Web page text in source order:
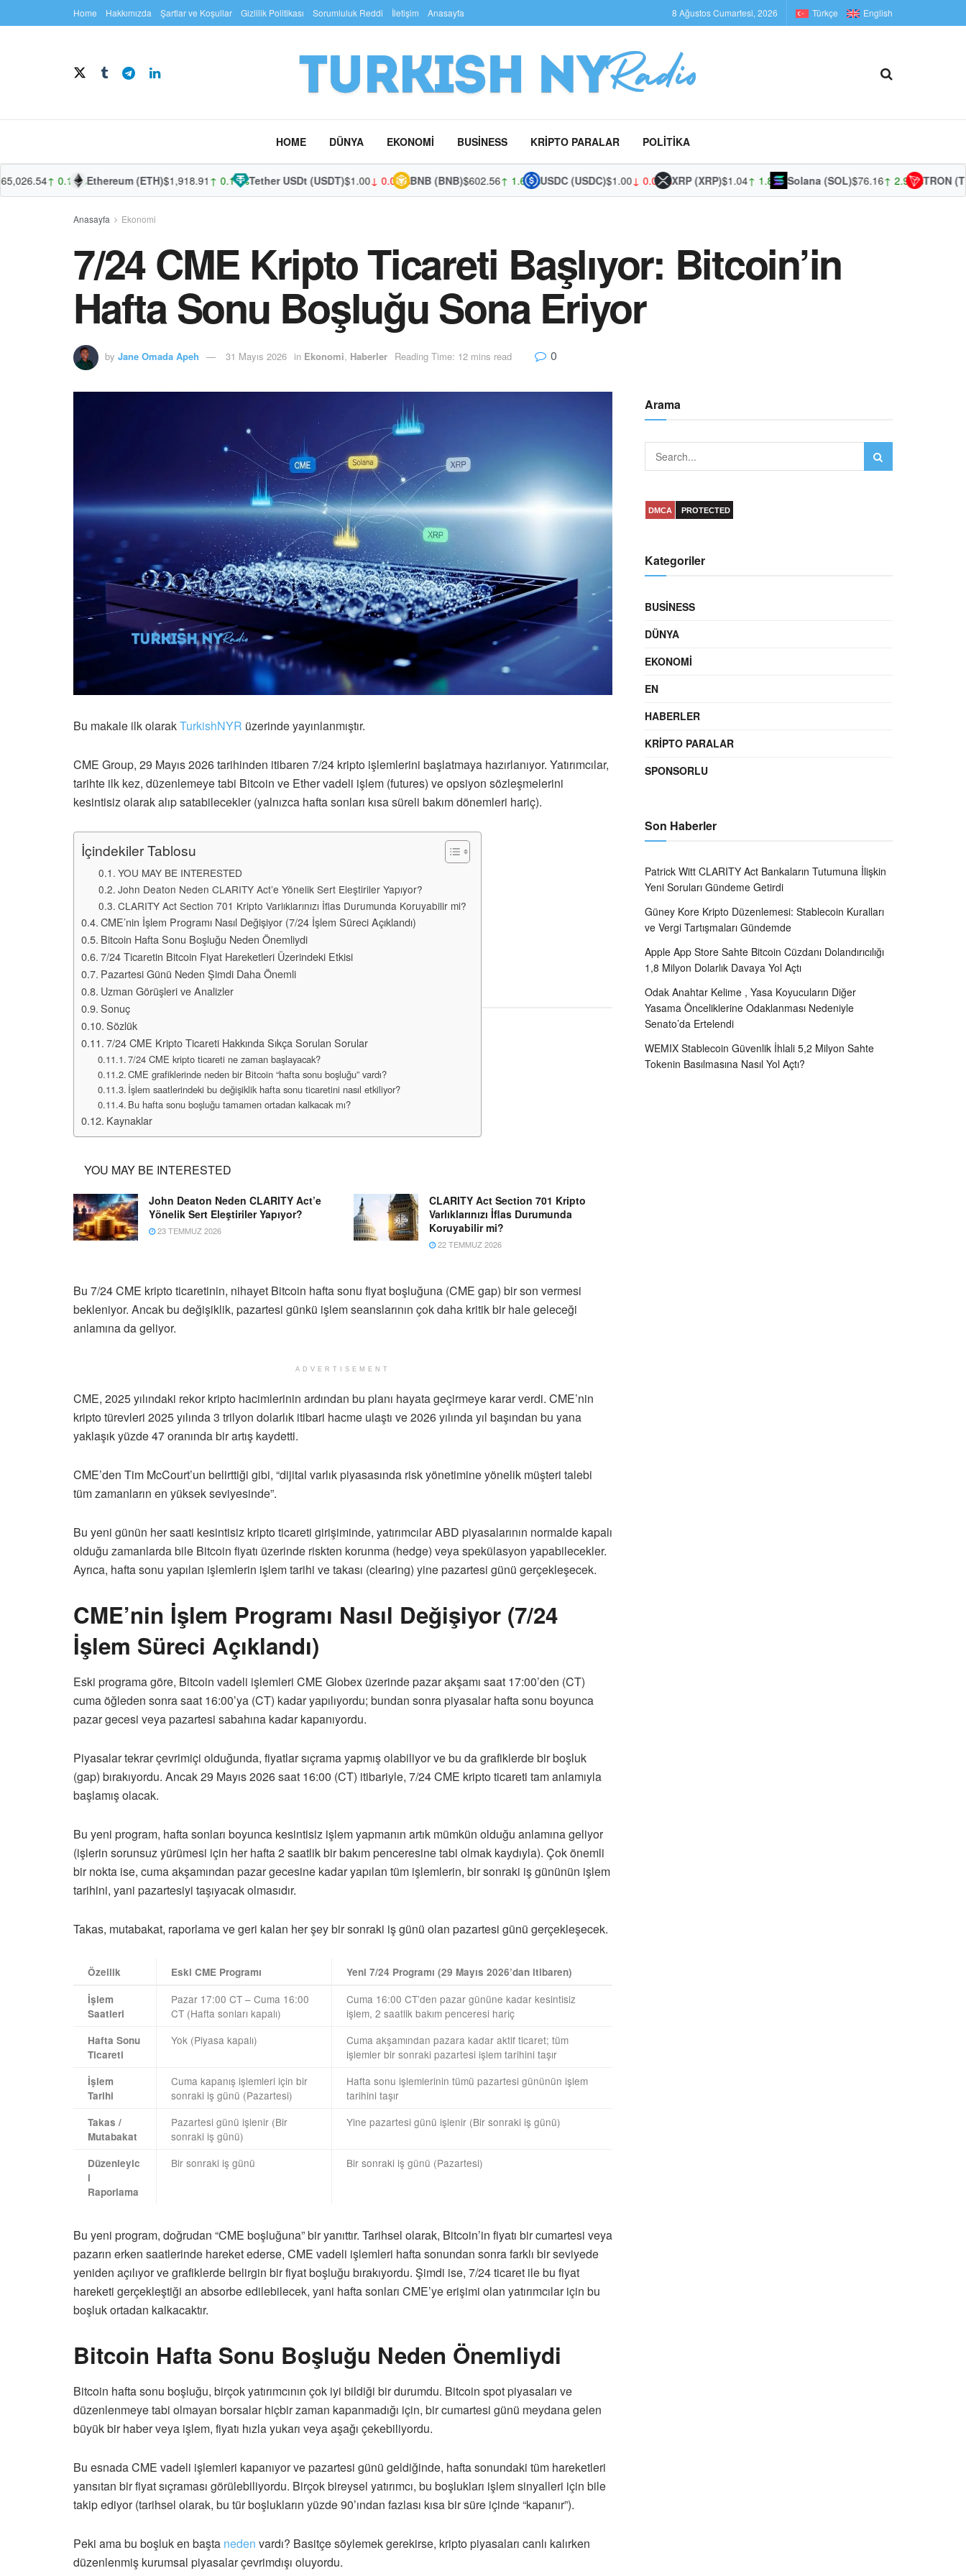
Home Hakkımızda Şartlar ve Koşullar Gizlilik Politikası Sorumluluk Reddi İletişim Anasayfa 8 Ağustos Cumartesi, 2026 Türkçe English
HOME DÜNYA EKONOMI BUSINESS KRIPTO PARALAR POLITIKA
↑ 0.13%Ethereum (ETH)$1,918.91↑ 0.11%Tether USDt (USDT)$1.00↓ 0.00%BNB (BNB)$602.56↑ 1.62%USDC (USDC)$1.00↓ 0.00%XRP (XRP)$1.04↑ 1.82%Solana (SOL)$76.16↑ 2.97%TRON (TRX)
Anasayfa Ekonomi
7/24 CME Kripto Ticareti Başlıyor: Bitcoin’in
Hafta Sonu Boşluğu Sona Eriyor
by Jane Omada Apeh 31 Mayıs 2026 in Ekonomi, Haberler Reading Time: 12 mins read 0
Bu makale ilk olarakTurkishNYR üzerinde yayınlanmıştır.
CME Group, 29 Mayıs 2026 tarihinden itibaren 7/24 kripto işlemlerini başlatmaya hazırlanıyor. Yatırımcılar,
tarihte ilk kez, düzenlemeye tabi Bitcoin ve Ether vadeli işlem (futures) ve opsiyon sözleşmelerini
kesintisiz olarak alıp satabilecekler (yalnızca hafta sonları kısa süreli bakım dönemleri hariç).
İçindekiler Tablosu
YOU MAY BE INTERESTED
John Deaton Neden CLARITY Act’e Yönelik Sert Eleştiriler Yapıyor?
CLARITY Act Section 701 Kripto Varlıklarınızı İflas Durumunda Koruyabilir mi?
CME’nin İşlem Programı Nasıl Değişiyor (7/24 İşlem Süreci Açıklandı)
Bitcoin Hafta Sonu Boşluğu Neden Önemliydi
7/24 Ticaretin Bitcoin Fiyat Hareketleri Üzerindeki Etkisi
Pazartesi Günü Neden Şimdi Daha Önemli
Uzman Görüşleri ve Analizler
Sonuç
Sözlük
7/24 CME Kripto Ticareti Hakkında Sıkça Sorulan Sorular
7/24 CME kripto ticareti ne zaman başlayacak?
CME grafiklerinde neden bir Bitcoin “hafta sonu boşluğu” vardı?
İşlem saatlerindeki bu değişiklik hafta sonu ticaretini nasıl etkiliyor?
Bu hafta sonu boşluğu tamamen ortadan kalkacak mı?
Kaynaklar
YOU MAY BE INTERESTED
John Deaton Neden CLARITY Act’e
Yönelik Sert Eleştiriler Yapıyor?
23 TEMMUZ 2026
CLARITY Act Section 701 Kripto
Varlıklarınızı İflas Durumunda
Koruyabilir mi?
22 TEMMUZ 2026
Bu 7/24 CME kripto ticaretinin, nihayet Bitcoin hafta sonu fiyat boşluğuna (CME gap) bir son vermesi
bekleniyor. Ancak bu değişiklik, pazartesi günkü işlem seanslarının çok daha kritik bir hale geleceği
anlamına da geliyor.
ADVERTISEMENT
CME, 2025 yılındaki rekor kripto hacimlerinin ardından bu planı hayata geçirmeye karar verdi. CME’nin
kripto türevleri 2025 yılında 3 trilyon dolarlık itibari hacme ulaştı ve 2026 yılında yıl başından bu yana
yaklaşık yüzde 47 oranında bir artış kaydetti.
CME’den Tim McCourt’un belirttiği gibi, “dijital varlık piyasasında risk yönetimine yönelik müşteri talebi
tüm zamanların en yüksek seviyesinde”.
Bu yeni günün her saati kesintisiz kripto ticareti girişiminde, yatırımcılar ABD piyasalarının normalde kapalı
olduğu zamanlarda bile Bitcoin fiyatı üzerinde riskten korunma (hedge) veya spekülasyon yapabilecekler.
Ayrıca, hafta sonu yapılan işlemlerin işlem tarihi ve takası (clearing) yine pazartesi günü gerçekleşecek.
CME’nin İşlem Programı Nasıl Değişiyor (7/24
İşlem Süreci Açıklandı)
Eski programa göre, Bitcoin vadeli işlemleri CME Globex üzerinde pazar akşamı saat 17:00’den (CT)
cuma öğleden sonra saat 16:00’ya (CT) kadar yapılıyordu; bundan sonra piyasalar hafta sonu boyunca
pazar gecesi veya pazartesi sabahına kadar kapanıyordu.
Piyasalar tekrar çevrimiçi olduğunda, fiyatlar sıçrama yapmış olabiliyor ve bu da grafiklerde bir boşluk
(gap) bırakıyordu. Ancak 29 Mayıs 2026 saat 16:00 (CT) itibariyle, 7/24 CME kripto ticareti tam anlamıyla
başlamış olacak.
Bu yeni program, hafta sonları boyunca kesintisiz işlem yapmanın artık mümkün olduğu anlamına geliyor
(işlerin sorunsuz yürümesi için her hafta 2 saatlik bir bakım penceresine tabi olmak kaydıyla). Çok önemli
bir nokta ise, cuma akşamından pazar gecesine kadar yapılan tüm işlemlerin, bir sonraki iş gününün işlem
tarihini, yani pazartesiyi taşıyacak olmasıdır.
Takas, mutabakat, raporlama ve geri kalan her şey bir sonraki iş günü olan pazartesi günü gerçekleşecek.
Özellik Eski CME Programı
Yeni 7/24 Programı (29 Mayıs 2026’dan itibaren)
İşlem
Saatleri
Pazar 17:00 CT – Cuma 16:00
CT (Hafta sonları kapalı)
Cuma 16:00 CT’den pazar gününe kadar kesintisiz
işlem, 2 saatlik bakım penceresi hariç
Hafta Sonu
Ticareti
Yok (Piyasa kapalı)
Cuma akşamından pazara kadar aktif ticaret; tüm
işlemler bir sonraki pazartesi işlem tarihini taşır
İşlem
Tarihi
Cuma kapanış işlemleri için bir
sonraki iş günü (Pazartesi)
Hafta sonu işlemlerinin tümü pazartesi gününün işlem
tarihini taşır
Takas /
Mutabakat
Pazartesi günü işlenir (Bir
sonraki iş günü)
Yine pazartesi günü işlenir (Bir sonraki iş günü)
Düzenleyic
i
Raporlama
Bir sonraki iş günü Bir sonraki iş günü (Pazartesi)
Bu yeni program, doğrudan “CME boşluğuna” bir yanıttır. Tarihsel olarak, Bitcoin’in fiyatı bir cumartesi veya
pazarın erken saatlerinde hareket ederse, CME vadeli işlemleri hafta sonundan sonra farklı bir seviyede
yeniden açılıyor ve grafiklerde belirgin bir fiyat boşluğu bırakıyordu. Şimdi ise, 7/24 ticaret ile bu fiyat
hareketi gerçekleştiği an absorbe edilebilecek, yani hafta sonları CME’ye erişimi olan yatırımcılar için bu
boşluk ortadan kalkacaktır.
Bitcoin Hafta Sonu Boşluğu Neden Önemliydi
Bitcoin hafta sonu boşluğu, birçok yatırımcının çok iyi bildiği bir durumdu. Bitcoin spot piyasaları ve
düzenlenmeye tabi olmayan borsalar hiçbir zaman kapanmadığı için, bir cumartesi günü meydana gelen
büyük bir haber veya işlem, fiyatı hızla yukarı veya aşağı çekebiliyordu.
Bu esnada CME vadeli işlemleri kapanıyor ve pazartesi günü geldiğinde, hafta sonundaki tüm hareketleri
yansıtan bir fiyat sıçraması görülebiliyordu. Birçok bireysel yatırımcı, bu boşlukları işlem sinyalleri için bile
takip ediyor (tarihsel olarak, bu tür boşlukların yüzde 90’ından fazlası kısa bir süre içinde “kapanır”).
Peki ama bu boşluk en başta neden vardı? Basitçe söylemek gerekirse, kripto piyasaları canlı kalırken
düzenlenmiş kurumsal piyasalar çevrimdışı oluyordu.
Arama
DMCA PROTECTED
Kategoriler
BUSINESS
DÜNYA
EKONOMI
EN
HABERLER
KRIPTO PARALAR
SPONSORLU
Son Haberler
Patrick Witt CLARITY Act Bankaların Tutumuna İlişkin
Yeni Soruları Gündeme Getirdi
Güney Kore Kripto Düzenlemesi: Stablecoin Kuralları
ve Vergi Tartışmaları Gündemde
Apple App Store Sahte Bitcoin Cüzdanı Dolandırıcılığı
1,8 Milyon Dolarlık Davaya Yol Açtı
Odak Anahtar Kelime , Yasa Koyucuların Diğer
Yasama Önceliklerine Odaklanması Nedeniyle
Senato’da Ertelendi
WEMIX Stablecoin Güvenlik İhlali 5,2 Milyon Sahte
Tokenin Basılmasına Nasıl Yol Açtı?